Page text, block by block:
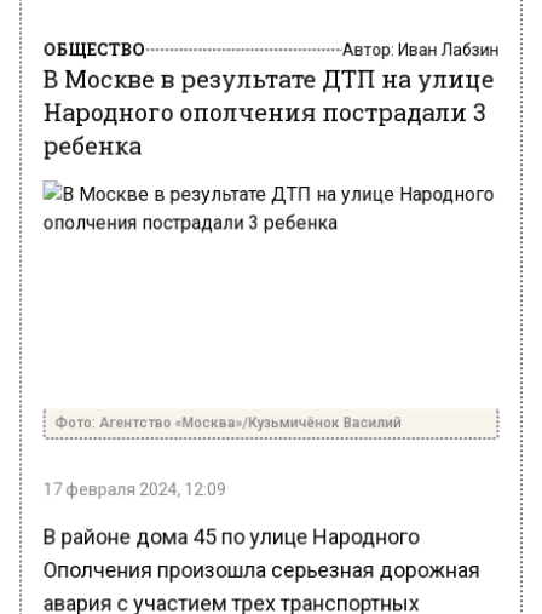
В Москве в результате ДТП на улице
Народного ополчения пострадали 3
ребенка
17 февраля 2024, 12:09
В районе дома 45 по улице Народного
Ополчения произошла серьезная дорожная
авария с участием трех транспортных